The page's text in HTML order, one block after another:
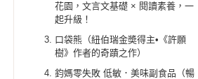
花園，文言文基礎 × 閱讀素養，一
起升級！
口袋熊（紐伯瑞金奬得主•《許願
樹》作者的奇蹟之作）
鈞媽零失敗 低敏．美味副食品（暢